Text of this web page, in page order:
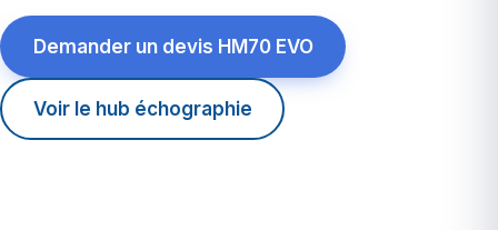
Demander un devis HM70 EVO
Voir le hub échographie